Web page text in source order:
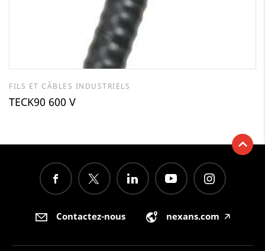
FILS ET CÂBLES INDUSTRIELS
TECK90 600 V
Contactez-nous nexans.com 🡥